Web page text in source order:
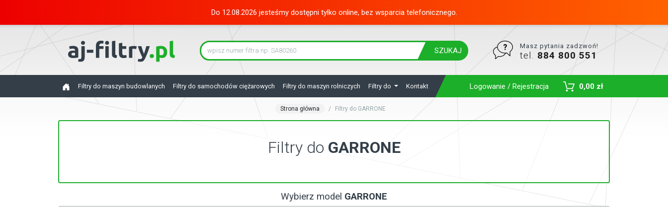
Do 12.08.2026 jesteśmy dostępni tylko online, bez wsparcia telefonicznego.
SZUKAJ
Masz pytania zadzwoń!
tel. 884 800 551
Filtry do maszyn budowlanych Filtry do samochodów ciężarowych Filtry do maszyn rolniczych Filtry do Kontakt Logowanie / Rejestracja 0,00 zł
Strona główna Filtry do GARRONE
Filtry do GARRONE
Wybierz model GARRONE